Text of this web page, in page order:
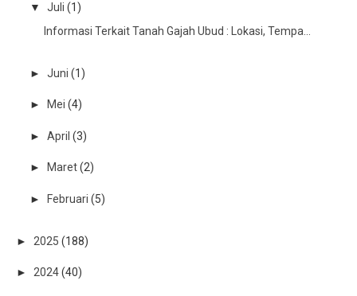
▼ Juli (1)
Informasi Terkait Tanah Gajah Ubud : Lokasi, Tempa...
► Juni (1)
► Mei (4)
► April (3)
► Maret(2)
► Februari (5)
► 2025(188)
► 2024(40)